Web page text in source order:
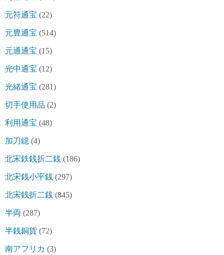
元符通宝 (22)
元豊通宝 (514)
元通通宝 (15)
光中通宝 (12)
光緒通宝 (281)
切手使用品 (2)
利用通宝 (48)
加刀鐚 (4)
北宋鉄銭折二銭 (186)
北宋銭小平銭 (297)
北宋銭折二銭 (845)
半両 (287)
半銭銅貨 (72)
南アフリカ (3)